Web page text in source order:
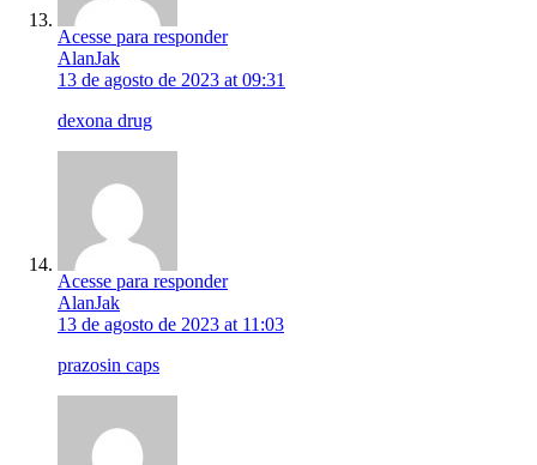
Acesse para responder
AlanJak
13 de agosto de 2023 at 09:31
dexona drug
Acesse para responder
AlanJak
13 de agosto de 2023 at 11:03
prazosin caps